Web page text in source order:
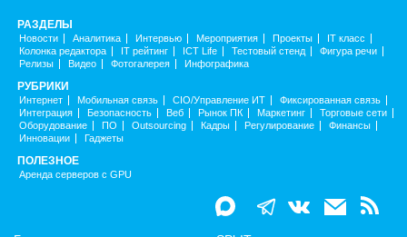
РАЗДЕЛЫ
Новости Аналитика Интервью Мероприятия Проекты
IT класс
Колонка редактора
IT рейтинг ICT Life Тестовый стенд
Фигура речи
Релизы
Видео Фотогалерея Инфографика
РУБРИКИ
Интернет Мобильная связь CIO/Управление ИТ
Фиксированная связь
Интеграция
Безопасность Веб Рынок ПК Маркетинг
Торговые сети
Оборудование
ПО Outsourcing Кадры Регулирование
Финансы
Инновации
Гаджеты
ПОЛЕЗНОЕ
Аренда серверов с GPU